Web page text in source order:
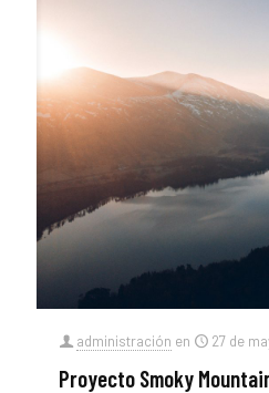
administración en 27 de
Proyecto Smoky